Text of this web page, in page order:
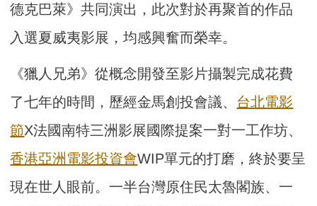
德克巴萊》共同演出，此次對於再聚首的作品
入選夏威夷影展，均感興奮而榮幸。
《獵人兄弟》從概念開發至影片攝製完成花費
了七年的時間，歷經金馬創投會議、 台北電影
節X法國南特三洲影展國際提案一對一工作坊、
香港亞洲電影投資會WIP單元的打磨，終於要呈
現在世人眼前。一半台灣原住民太魯閣族、一